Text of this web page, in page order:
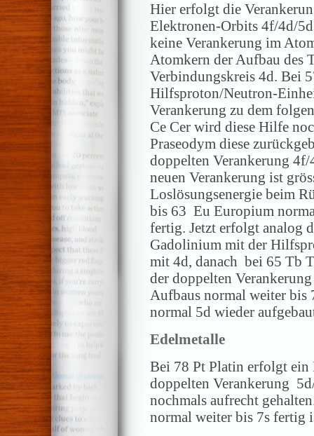
Hier erfolgt die
Elektronen-Orbits 4f/4d/
keine Verankerung im
Atomkern der Aufbau des
Verbindungskreis 4d. Bei
Hilfsproton/Neutron-
Verankerung zu dem
Ce Cer wird diese Hilfe
Praseodym diese
doppelten Verankerung
neuen Verankerung ist
Loslösungsenergie beim
bis 63 Eu Europium
fertig. Jetzt erfolgt analog
Gadolinium mit der
mit 4d, danach bei 65 Tb
der doppelten
Aufbaus normal weiter
normal 5d wieder
Edelmetalle
Bei 78 Pt Platin erfolgt ein
doppelten Verankerung
nochmals aufrecht
normal weiter bis 7s fertig